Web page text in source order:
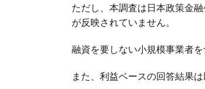
ただし、本調査は日本政策金
が反映されていません。
融資を要しない小規模事業者
また、利益ベースの回答結果は